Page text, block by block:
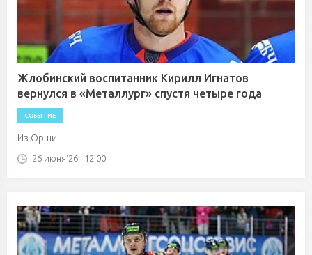
Жлобинский воспитанник Кирилл Игнатов
вернулся в «Металлург» спустя четыре года
СОБЫТИЕ
Из Орши.
26 июня'26 | 12:00